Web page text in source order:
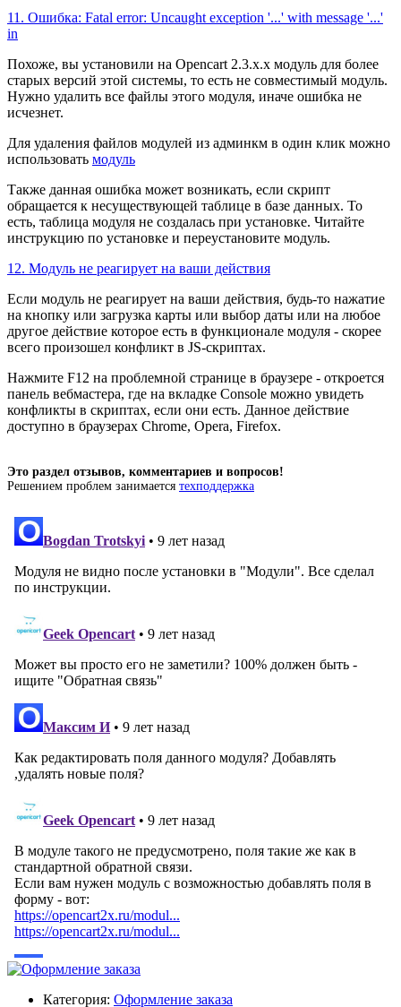
11. Ошибка: Fatal error: Uncaught exception '...' with message '...'
in
Похоже, вы установили на Opencart 2.3.x.x модуль для более
старых версий этой системы, то есть не совместимый модуль.
Нужно удалить все файлы этого модуля, иначе ошибка не
исчезнет.
Для удаления файлов модулей из админкм в один клик можно
использовать модуль
Также данная ошибка может возникать, если скрипт
обращается к несуществующей таблице в базе данных. То
есть, таблица модуля не создалась при установке. Читайте
инструкцию по установке и переустановите модуль.
12. Модуль не реагирует на ваши действия
Если модуль не реагирует на ваши действия, будь-то нажатие
на кнопку или загрузка карты или выбор даты или на любое
другое действие которое есть в функционале модуля - скорее
всего произошел конфликт в JS-скриптах.
Нажмите F12 на проблемной странице в браузере - откроется
панель вебмастера, где на вкладке Console можно увидеть
конфликты в скриптах, если они есть. Данное действие
доступно в браузерах Chrome, Opera, Firefox.
Это раздел отзывов, комментариев и вопросов!
Решением проблем занимается техподдержка
Категория: Оформление заказа